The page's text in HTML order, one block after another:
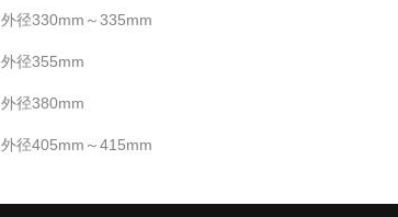
外径330mm～335mm
外径355mm
外径380mm
外径405mm～415mm